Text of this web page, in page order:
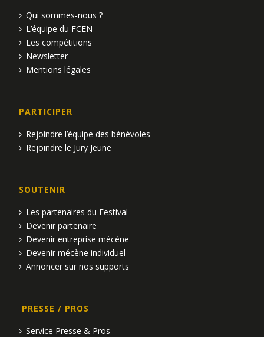
Qui sommes-nous ?
L’équipe du FCEN
Les compétitions
Newsletter
Mentions légales
PARTICIPER
Rejoindre l’équipe des bénévoles
Rejoindre le Jury Jeune
SOUTENIR
Les partenaires du Festival
Devenir partenaire
Devenir entreprise mécène
Devenir mécène individuel
Annoncer sur nos supports
PRESSE / PROS
Service Presse & Pros